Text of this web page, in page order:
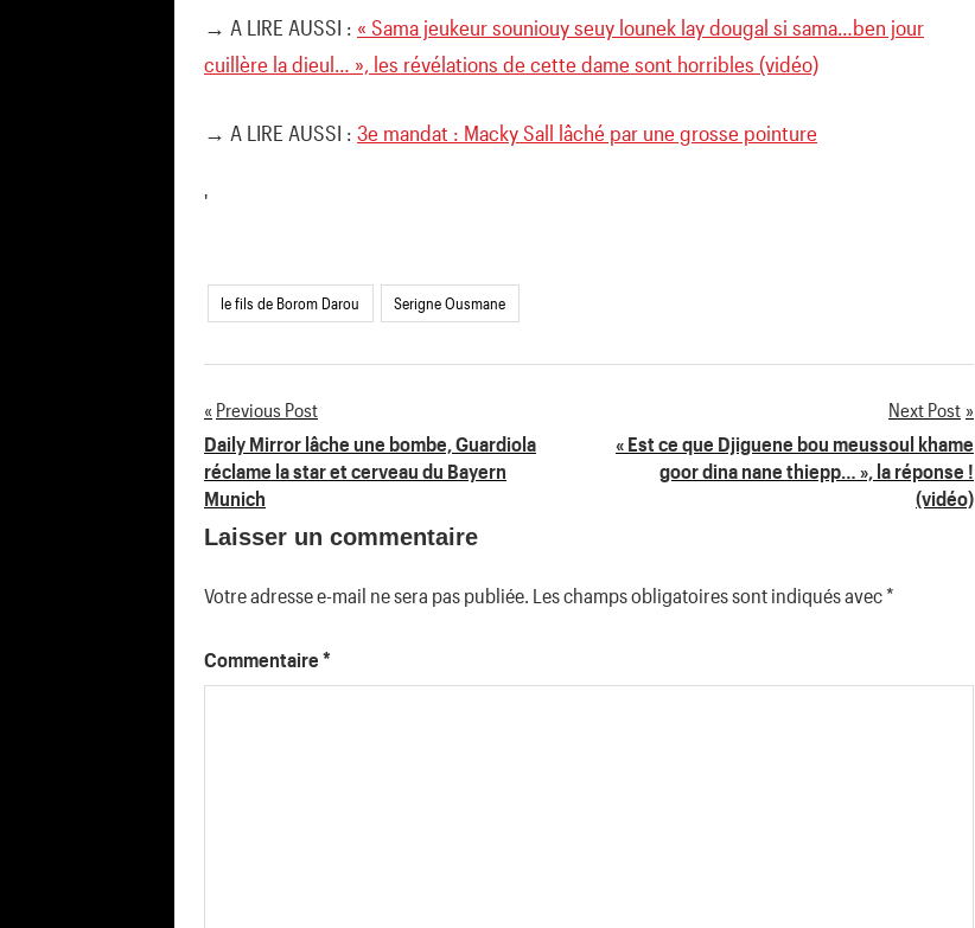
→ A LIRE AUSSI : « Sama jeukeur souniouy seuy lounek lay dougal si sama…ben jour
cuillère la dieul… », les révélations de cette dame sont horribles (vidéo)
→ A LIRE AUSSI : 3e mandat : Macky Sall lâché par une grosse pointure
'
le fils de Borom Darou Serigne Ousmane
Navigation
de
l’article
Previous Post
Daily Mirror lâche une bombe, Guardiola
réclame la star et cerveau du Bayern
Munich
Next Post
« Est ce que Djiguene bou meussoul khame
goor dina nane thiepp… », la réponse !
(vidéo)
Laisser un commentaire
Votre adresse e-mail ne sera pas publiée. Les champs obligatoires sont indiqués avec*
Commentaire *